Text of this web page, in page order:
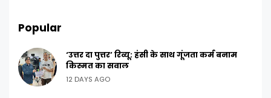
Popular
‘उत्तर दा पुत्तर’ रिव्यू: हंसी के साथ गूंजता कर्म बनाम
किस्मत का सवाल
12 DAYS AGO